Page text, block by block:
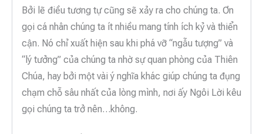
Bởi lẽ điều tương tự cũng sẽ xảy ra cho chúng ta. Ơn
gọi cá nhân chúng ta ít nhiều mang tính ích kỷ và thiển
cận. Nó chỉ xuất hiện sau khi phá vỡ “ngẫu tượng” và
“lý tưởng” của chúng ta nhờ sự quan phòng của Thiên
Chúa, hay bởi một vài ý nghĩa khác giúp chúng ta đụng
chạm chỗ sâu nhất của lòng mình, nơi ấy Ngôi Lời kêu
gọi chúng ta trở nên…không.